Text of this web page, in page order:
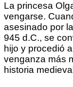
La princesa
vengarse.
asesinado por
945 d.C., se
hijo y procedió
venganza más
historia